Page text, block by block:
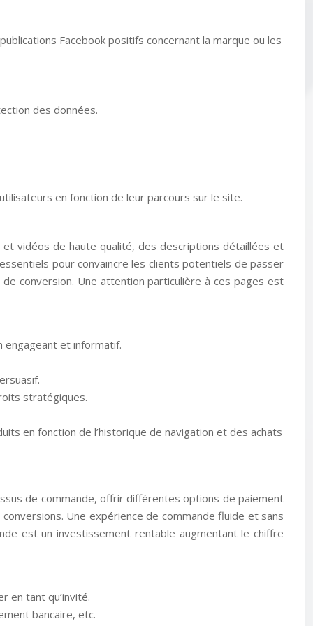
Facebook positifs concernant la marque ou les
des données.
en fonction de leur parcours sur le site.
vidéos de haute qualité, des descriptions détaillées et
pour convaincre les clients potentiels de passer
conversion. Une attention particulière à ces pages est
engageant et informatif.
stratégiques.
en fonction de l’historique de navigation et des achats
de commande, offrir différentes options de paiement
Une expérience de commande fluide et sans
est un investissement rentable augmentant le chiffre
en tant qu’invité.
bancaire, etc.